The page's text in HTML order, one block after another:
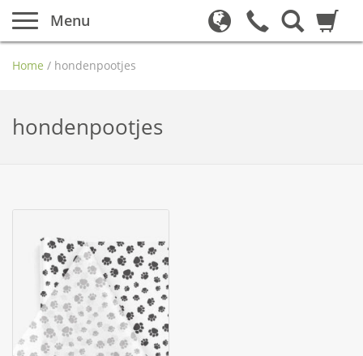
Menu
Home / hondenpootjes
hondenpootjes